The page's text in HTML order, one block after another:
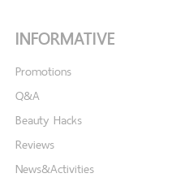
INFORMATIVE
Promotions
Q&A
Beauty Hacks
Reviews
News&Activities